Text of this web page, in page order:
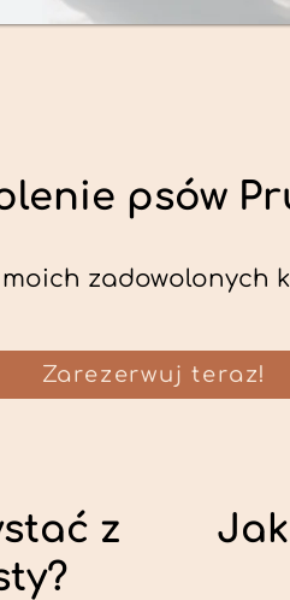
psów
zadowolonych
Zarezerwuj teraz!
z